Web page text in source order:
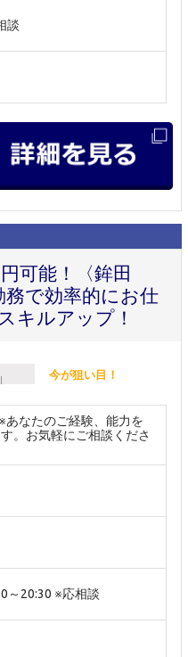
談
可能！〈鉾田
で効率的にお仕
キルアップ！
今が狙い目！
なたのご経験、能力を
。お気軽にご相談くださ
～20:30 ※応相談